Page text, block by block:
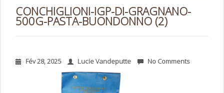
CONCHIGLIONI-IGP-DI-GRAGNANO-
500G-PASTA-BUONDONNO (2)
Fév 28, 2025 Lucie Vandeputte No Comments